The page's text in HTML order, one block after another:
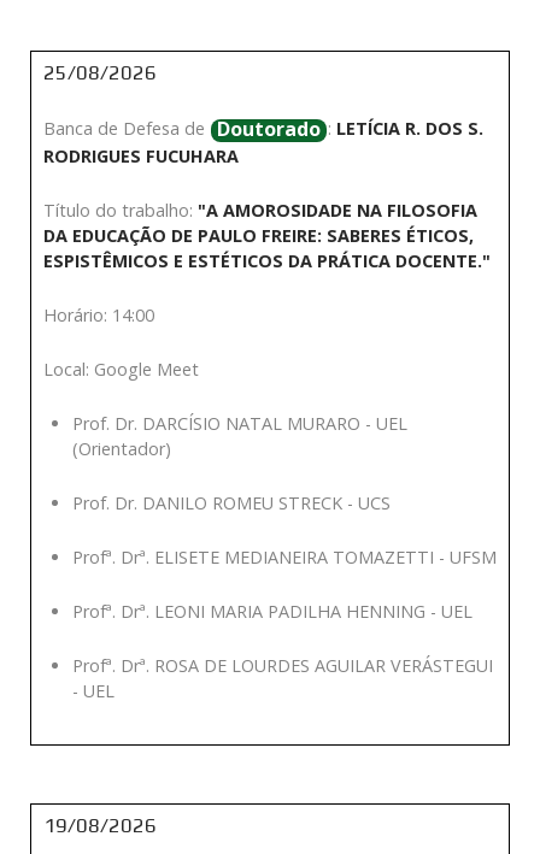
25/08/2026
Banca de Defesa de Doutorado : LETÍCIA R. DOS S.
RODRIGUES FUCUHARA
Título do trabalho: "A AMOROSIDADE NA FILOSOFIA
DA EDUCAÇÃO DE PAULO FREIRE: SABERES ÉTICOS,
ESPISTÊMICOS E ESTÉTICOS DA PRÁTICA DOCENTE."
Horário: 14:00
Local: Google Meet
Prof. Dr. DARCÍSIO NATAL MURARO - UEL
(Orientador)
Prof. Dr. DANILO ROMEU STRECK - UCS
Profª. Drª. ELISETE MEDIANEIRA TOMAZETTI - UFSM
Profª. Drª. LEONI MARIA PADILHA HENNING - UEL
Profª. Drª. ROSA DE LOURDES AGUILAR VERÁSTEGUI
- UEL
19/08/2026